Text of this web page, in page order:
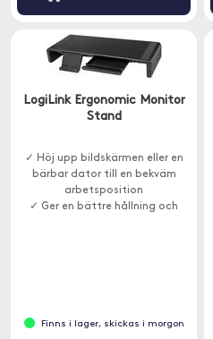
LogiLink Ergonomic Monitor
Stand
✓ Höj upp bildskärmen eller en
bärbar dator till en bekväm
arbetsposition
✓ Ger en bättre hållning och
Finns i lager, skickas i morgon